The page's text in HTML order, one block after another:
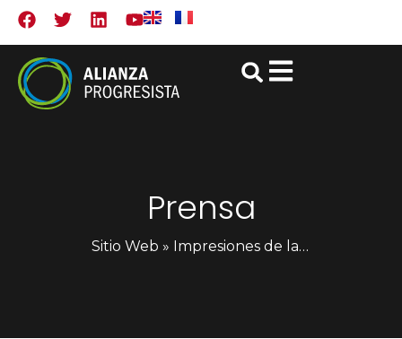
Prensa
Sitio Web » Impresiones de la Conferencia de San José